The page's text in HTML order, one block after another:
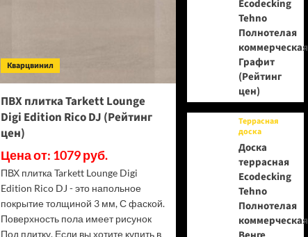
Кварцвинил
ПВХ плитка Tarkett Lounge
Digi Edition Rico DJ (Рейтинг
цен)
Цена от: 1079 руб.
ПВХ плитка Tarkett Lounge Digi
Edition Rico DJ - это напольное
покрытие толщиной 3 мм, С фаской.
Поверхность пола имеет рисунок
Под плитку. Если вы хотите купить в
Ecodecking
Tehno
Полнотелая
коммерческая
Графит
(Рейтинг
цен)
Террасная
доска
Доска
террасная
Ecodecking
Tehno
Полнотелая
коммерческая